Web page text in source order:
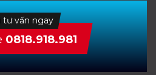
tư vấn ngay
0818.918.981